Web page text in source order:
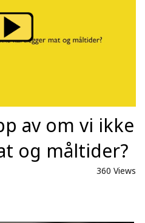
av om vi ikke
og måltider?
360 Views